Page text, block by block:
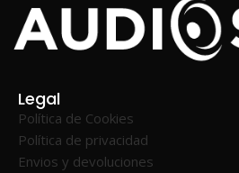
Legal
Política de Cookies
Política de privacidad
Envios y devoluciones